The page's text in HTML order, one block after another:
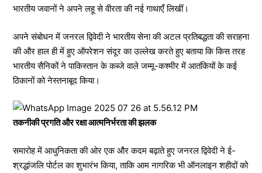
भारतीय जवानों ने अपने लहू से वीरता की नई गाथाएँ लिखीं।
अपने संबोधन में जनरल द्विवेदी ने भारतीय सेना की अटल प्रतिबद्धता की सराहना
की और हाल ही में हुए ऑपरेशन संदूर का उल्लेख करते हुए बताया कि किस तरह
भारतीय सैनिकों ने पाकिस्तान के कब्जे वाले जम्मू-कश्मीर में आतंकियों के कई
ठिकानों को नेस्तनाबूद किया।
तकनीकी प्रगति और रक्षा आत्मनिर्भरता की झलक
समारोह में आधुनिकता की ओर एक और कदम बढ़ाते हुए जनरल द्विवेदी ने ई-
श्रद्धांजलि पोर्टल का शुभारंभ किया, ताकि आम नागरिक भी ऑनलाइन शहीदों को